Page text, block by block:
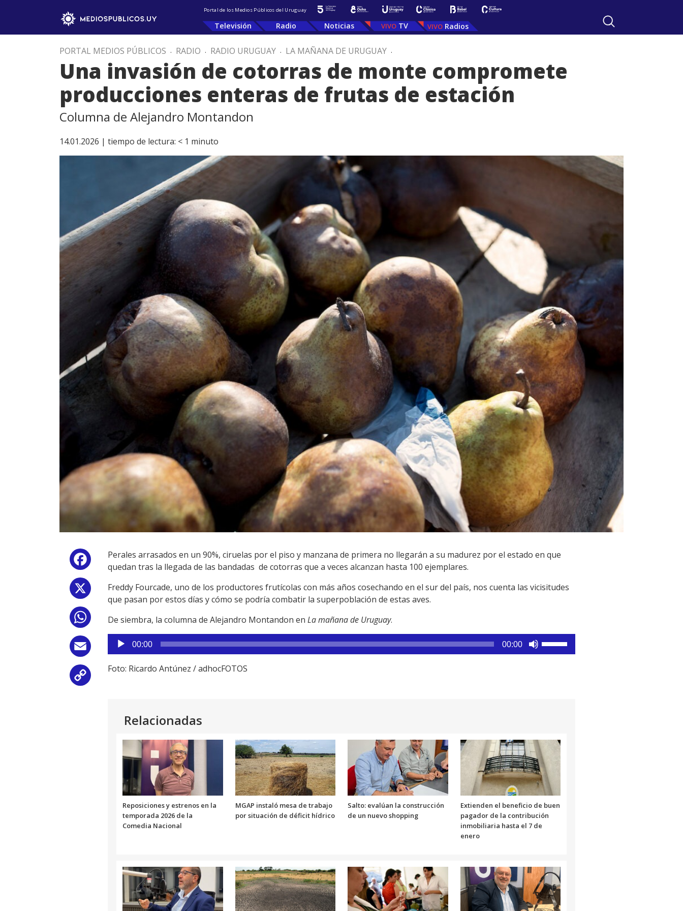
Portal de los Medios Públicos del Uruguay
Televisión Radio Noticias TV Radios
PORTAL MEDIOS PÚBLICOS . RADIO . RADIO URUGUAY . LA MAÑANA DE URUGUAY .
Una invasión de cotorras de monte compromete
producciones enteras de frutas de estación
Columna de Alejandro Montandon
14.01.2026 | tiempo de lectura: < 1 minuto
Facebook
WhatsApp
Perales arrasados en un 90%, ciruelas por el piso y manzana de primera no llegarán a su madurez por el estado en que
quedan tras la llegada de las bandadas de cotorras que a veces alcanzan hasta 100 ejemplares.
Freddy Fourcade, uno de los productores frutícolas con más años cosechando en el sur del país, nos cuenta las vicisitudes
que pasan por estos días y cómo se podría combatir la superpoblación de estas aves.
De siembra, la columna de Alejandro Montandon en La mañana de Uruguay.
Reproductor
de
audio
00:00 00:00
disminuir
el
volumen.
Foto: Ricardo Antúnez / adhocFOTOS
Relacionadas
Reposiciones y estrenos en la
temporada 2026 de la
Comedia Nacional
MGAP instaló mesa de trabajo
por situación de déficit hídrico
Salto: evalúan la construcción
de un nuevo shopping
Extienden el beneficio de buen
pagador de la contribución
inmobiliaria hasta el 7 de
enero